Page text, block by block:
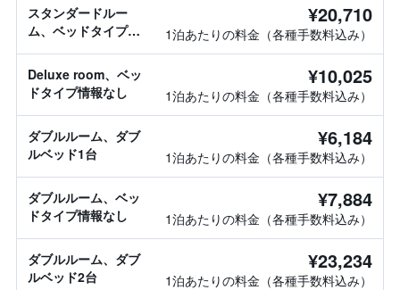
スタンダードルー
ム、ベッドタイプ情
¥20,710
1泊あたりの料金（各種手数料込み）
Deluxe room、ベッ
ドタイプ情報なし
¥10,025
1泊あたりの料金（各種手数料込み）
ダブルルーム、ダブ
ルベッド1台
¥6,184
1泊あたりの料金（各種手数料込み）
ダブルルーム、ベッ
ドタイプ情報なし
¥7,884
1泊あたりの料金（各種手数料込み）
ダブルルーム、ダブ
ルベッド2台
¥23,234
1泊あたりの料金（各種手数料込み）